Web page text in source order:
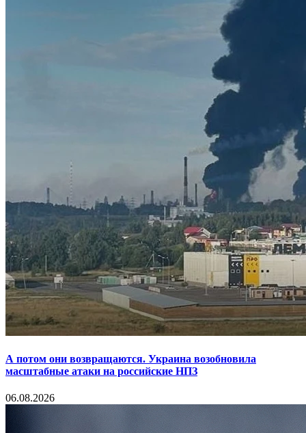
А потом они возвращаются. Украина возобновила
масштабные атаки на российские НПЗ
06.08.2026